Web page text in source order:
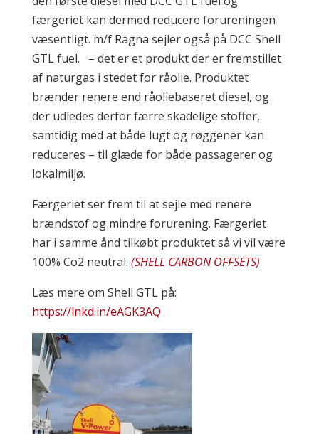
færgeriet kan dermed reducere forureningen
væsentligt. m/f Ragna sejler også på DCC Shell
GTL fuel. – det er et produkt der er fremstillet
af naturgas i stedet for råolie. Produktet
brænder renere end råoliebaseret diesel, og
der udledes derfor færre skadelige stoffer,
samtidig med at både lugt og røggener kan
reduceres – til glæde for både passagerer og
lokalmiljø.
Færgeriet ser frem til at sejle med renere
brændstof og mindre forurening. Færgeriet
har i samme ånd tilkøbt produktet så vi vil være
100% Co2 neutral. (SHELL CARBON OFFSETS)
Læs mere om Shell GTL på:
https://lnkd.in/eAGK3AQ